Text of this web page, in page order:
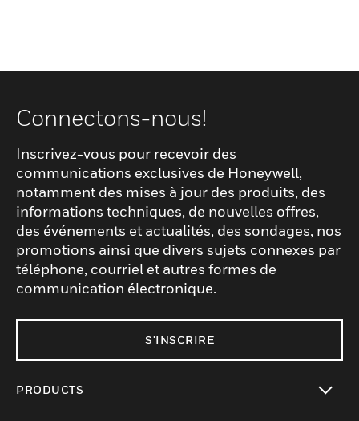
Connectons-nous!
Inscrivez-vous pour recevoir des
communications exclusives de Honeywell,
notamment des mises à jour des produits, des
informations techniques, de nouvelles offres,
des événements et actualités, des sondages, nos
promotions ainsi que divers sujets connexes par
téléphone, courriel et autres formes de
communication électronique.
S'INSCRIRE
PRODUCTS